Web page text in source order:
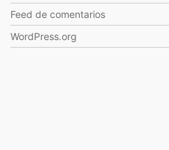
Feed de comentarios
WordPress.org